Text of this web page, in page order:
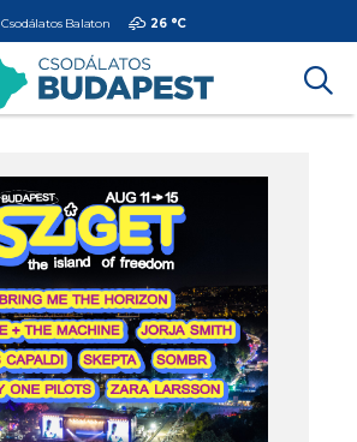
Csodálatos Balaton 26 °C